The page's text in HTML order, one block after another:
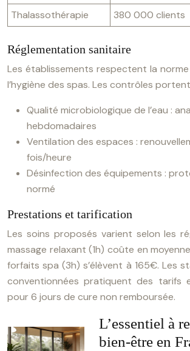
Thalassothérapie
380 000 clients
Réglementation sanitaire
Les établissements respectent la norme
l’hygiène des spas. Les contrôles
Qualité microbiologique de l’eau :
hebdomadaires
Ventilation des espaces :
fois/heure
Désinfection des équipements :
normé
Prestations et tarification
Les soins proposés varient selon les
massage relaxant (1h) coûte en
forfaits spa (3h) s’élèvent à 165€. Les
conventionnées pratiquent des tarifs
pour 6 jours de cure non remboursée.
L’essentiel à
bien-être en